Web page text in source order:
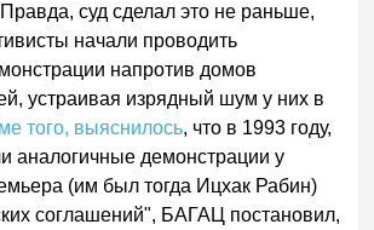
суд сделал это не раньше,
начали проводить
напротив домов
устраивая изрядный шум у них в
того, выяснилось, что в 1993 году,
аналогичные демонстрации у
(им был тогда Ицхак Рабин)
соглашений", БАГАЦ постановил,